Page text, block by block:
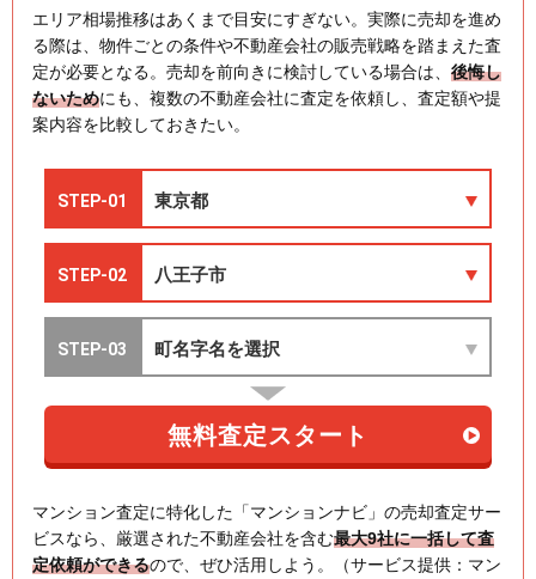
エリア相場推移はあくまで目安にすぎない。実際に売却を進め
る際は、物件ごとの条件や不動産会社の販売戦略を踏まえた査
定が必要となる。売却を前向きに検討している場合は、 後悔し
ないためにも、複数の不動産会社に査定を依頼し、査定額や提
案内容を比較しておきたい。
マンション査定に特化した「マンションナビ」の売却査定サー
ビスなら、厳選された不動産会社を含む最大9社に一括して査
定依頼ができるので、ぜひ活用しよう。（サービス提供：マン